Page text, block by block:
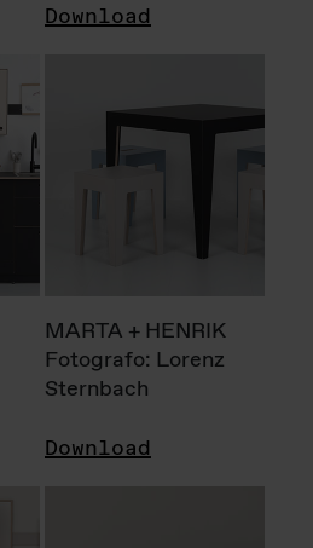
Download
MARTA + HENRIK
Fotografo: Lorenz
Sternbach
Download